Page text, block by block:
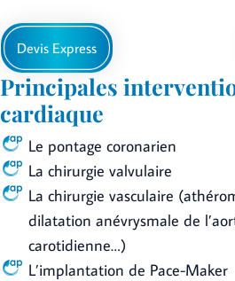
Devis Express
Principales
cardiaque
Le pontage coronarien
La chirurgie valvulaire
La chirurgie vasculaire
dilatation anévrysmale de
carotidienne…)
L’implantation de Pace-Maker